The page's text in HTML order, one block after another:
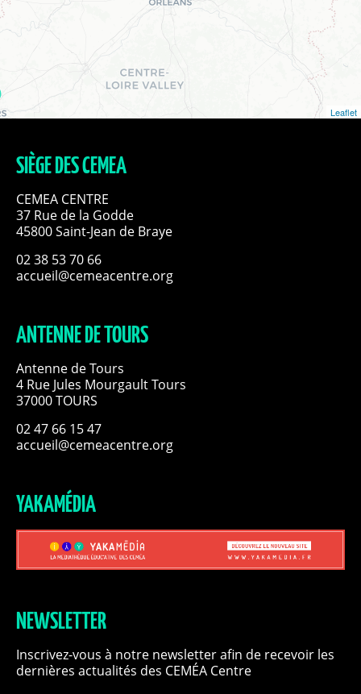
Leaflet
SIÈGE DES CEMEA
CEMEA CENTRE
37 Rue de la Godde
45800 Saint-Jean de Braye
02 38 53 70 66
accueil@cemeacentre.org
ANTENNE DE TOURS
Antenne de Tours
4 Rue Jules Mourgault Tours
37000 TOURS
02 47 66 15 47
accueil@cemeacentre.org
YAKAMÉDIA
NEWSLETTER
Inscrivez-vous à notre newsletter afin de recevoir les
dernières actualités des CEMÉA Centre